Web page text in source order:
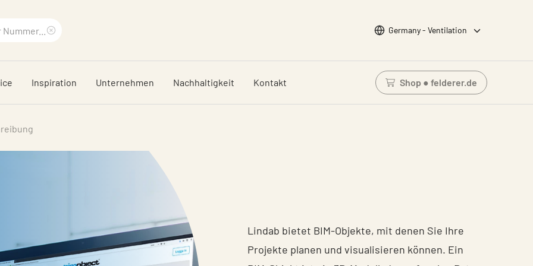
löschen
Wähle Sprache
Germany - Ventilation
Inspiration Unternehmen Nachhaltigkeit Kontakt Shop ● felderer.de
Einloggen um den
Lindab bietet BIM-Objekte, mit denen Sie Ihre
Projekte planen und visualisieren können. Ein